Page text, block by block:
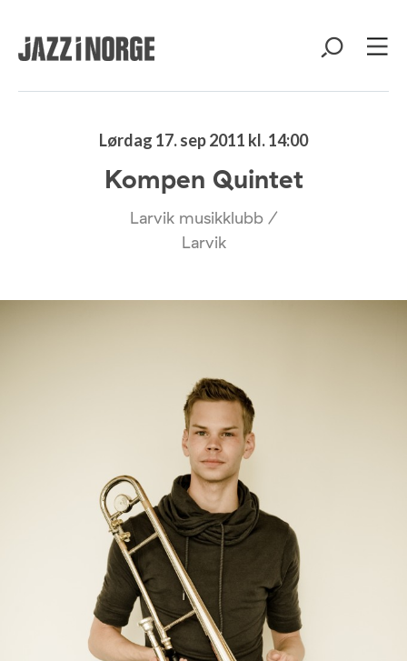
Lørdag 17. sep 2011 kl. 14:00
Kompen Quintet
Larvik musikklubb /
Larvik